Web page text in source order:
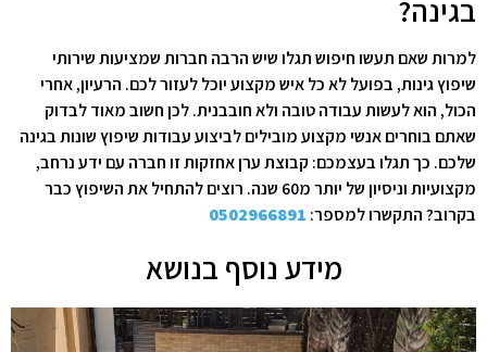
בגינה?
למרות שאם תעשו חיפוש תגלו שיש הרבה חברות שמציעות שירותי
שיפוץ גינות, בפועל לא כל איש מקצוע יוכל לעזור לכם. הרעיון, אחרי
הכול, הוא לעשות עבודה טובה ולא חובבנית. לכן חשוב מאוד לבדוק
שאתם בוחרים אנשי מקצוע מובילים לביצוע עבודות שיפוץ שונות בגינה
שלכם. כך תגלו בעצמכם: קבוצת ערן אחזקות זו חברה עם ידע נרחב,
מקצועיות וניסיון של יותר מ60 שנה. רוצים להתחיל את השיפוץ כבר
בקרוב? התקשרו למספר: 0502966891
מידע נוסף בנושא